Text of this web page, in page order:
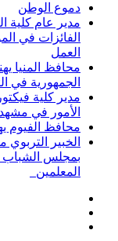
دموع الوطن
مدير عام كلية
الفائزات في
العمل
محافظ المنيا
الجمهورية في
مدير كلية
الأمور في
محافظ الفيوم
الخبير
بمجلس الشباب
المعلمين